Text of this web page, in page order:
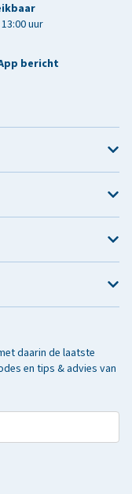
uur
bericht
daarin de laatste
en tips & advies van